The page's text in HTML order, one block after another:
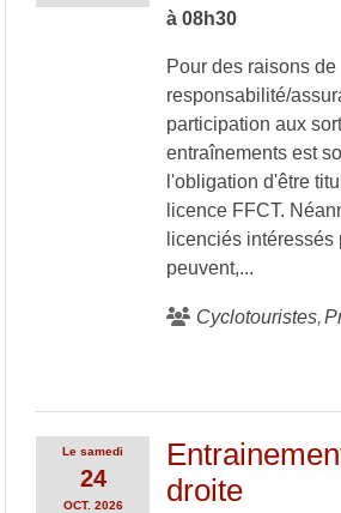
à 08h30
Pour des raisons de
responsabilité/
participation aux
entraînements est
l'obligation d'être
licence FFCT.
licenciés intéressés
peuvent,...
Cyclotouristes
Lesamedi
24
OCT. 2026
droite